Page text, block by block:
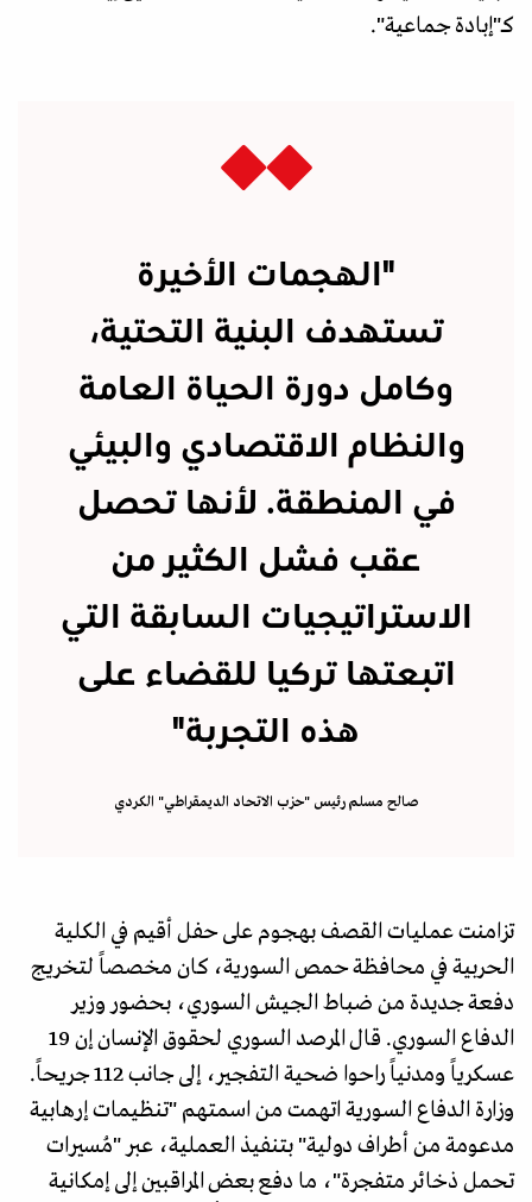
كـ"إبادة جماعية".
"الهجمات الأخيرة
تستهدف البنية التحتية،
وكامل دورة الحياة العامة
والنظام الاقتصادي والبيئي
في المنطقة. لأنها تحصل
عقب فشل الكثير من
الاستراتيجيات السابقة التي
اتبعتها تركيا للقضاء على
هذه التجربة"
صالح مسلم رئيس "حزب الاتحاد الديمقراطي" الكردي
تزامنت عمليات القصف بهجوم على حفل أقيم في الكلية
الحربية في محافظة حمص السورية، كان مخصصاً لتخريج
دفعة جديدة من ضباط الجيش السوري، بحضور وزير
الدفاع السوري. قال المرصد السوري لحقوق الإنسان إن 19
عسكرياً ومدنياً راحوا ضحية التفجير، إلى جانب 112 جريحاً.
وزارة الدفاع السورية اتهمت من اسمتهم "تنظيمات إرهابية
مدعومة من أطراف دولية" بتنفيذ العملية، عبر "مُسيرات
تحمل ذخائر متفجرة"، ما دفع بعض المراقبين إلى إمكانية